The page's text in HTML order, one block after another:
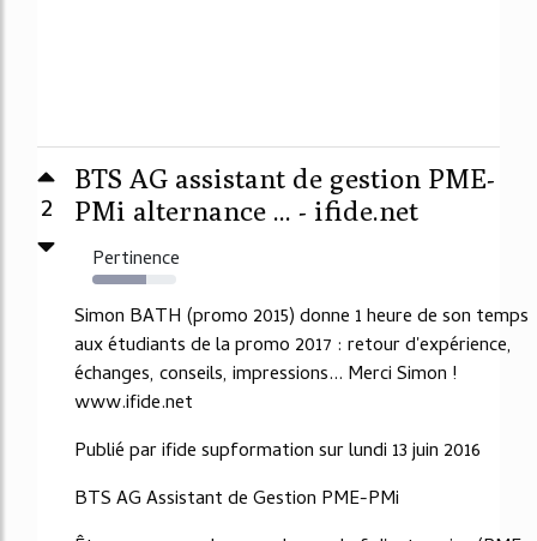
2
BTS AG assistant de gestion PME-
PMi alternance ... - ifide.net
Pertinence
64%
Simon BATH (promo 2015) donne 1 heure de son temps
aux étudiants de la promo 2017 : retour d'expérience,
échanges, conseils, impressions... Merci Simon !
www.ifide.net
Publié par ifide supformation sur lundi 13 juin 2016
BTS AG Assistant de Gestion PME-PMi